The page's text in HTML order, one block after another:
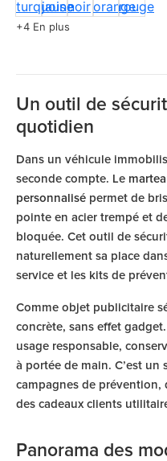
+4 En plus
Un outil de
quotidien
Dans un véhicule
seconde compte. Le
personnalisé permet de
pointe en acier trempé et
bloquée. Cet outil de
naturellement sa place
service et les kits de
Comme objet publicitaire
concrète, sans effet
usage responsable,
à portée de main. C’est
campagnes de
des cadeaux clients
Panorama des